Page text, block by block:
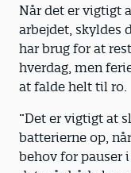
Når det er vigtigt
arbejdet, skyldes
har brug for at
hverdag, men
at falde helt til ro.
”Det er vigtigt at
batterierne op,
behov for pauser